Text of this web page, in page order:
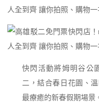
快閃活動將姆明谷公
二，結合春日花園、
最療癒的新春假期場景